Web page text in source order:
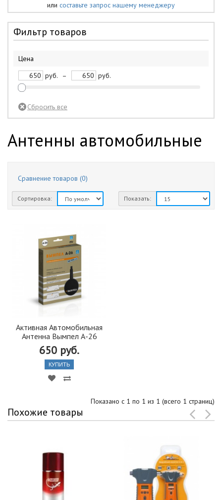
или составьте запрос нашему менеджеру
Фильтр товаров
Цена
руб.
– руб.
Антенны автомобильные
Сравнение товаров (0)
Сортировка: Показать:
Активная Автомобильная
Антенна Вымпел А-26
650 руб.
КУПИТЬ
Показано с 1 по 1 из 1 (всего 1 страниц)
Похожие товары